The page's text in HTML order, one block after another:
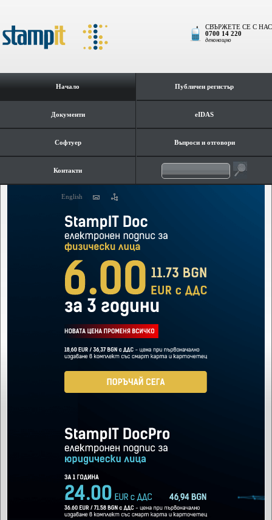
СВЪРЖЕТЕ СЕ С НАС
0700 14 220
денонощно
Начало Публичен регистър
Документи eIDAS
Софтуер Въпроси и отговори
Контакти
English